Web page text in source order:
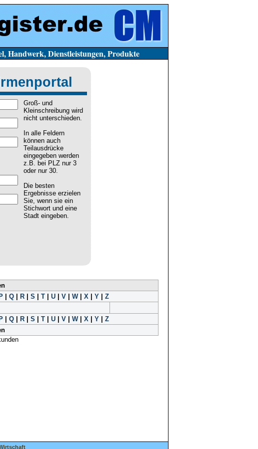
Dienstleistungen, Produkte
Groß- und
Kleinschreibung wird
nicht unterschieden.
In alle Feldern
können auch
Teilausdrücke
eingegeben werden
z.B. bei PLZ nur 3
oder nur 30.
Die besten
Ergebnisse erzielen
Sie, wenn sie ein
Stichwort und eine
Stadt eingeben.
P| Q| R| S T| U| V| W| X| Y| Z
P| Q| R| S T| U| V| W| X| Y| Z